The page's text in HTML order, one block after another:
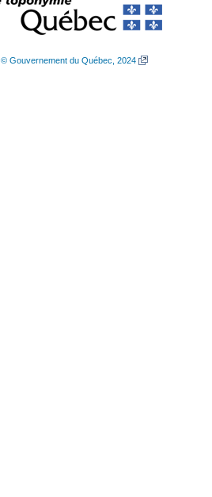
© Gouvernement du Québec, 2024